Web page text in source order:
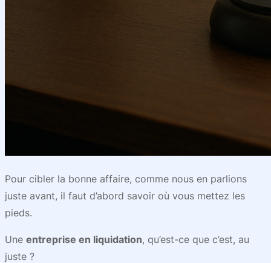
Pour cibler la bonne affaire, comme nous en parlions
juste avant, il faut d’abord savoir où vous mettez les
pieds.
Une entreprise en liquidation, qu’est-ce que c’est, au
juste ?